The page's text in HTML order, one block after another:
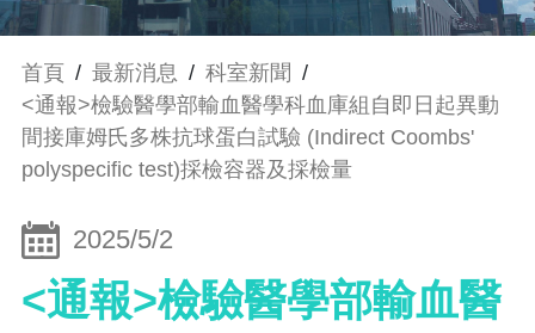
首頁 / 最新消息 / 科室新聞 /
<通報>檢驗醫學部輸血醫學科血庫組自即日起異動
間接庫姆氏多株抗球蛋白試驗 (Indirect Coombs'
polyspecific test)採檢容器及採檢量
2025/5/2
<通報>檢驗醫學部輸血醫